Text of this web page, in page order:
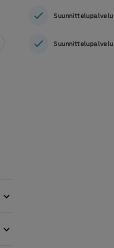
Suunnittelupalvelu
Suunnittelupalvelu